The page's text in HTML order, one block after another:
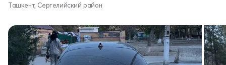
Ташкент, Сергелийский район